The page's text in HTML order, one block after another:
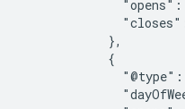
            },
            {